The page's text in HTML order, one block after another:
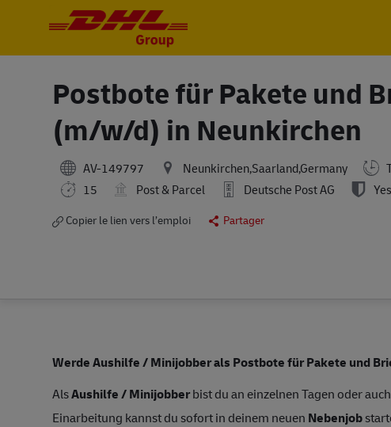
Postbote für Pakete und
(m/w/d) in Neunkirchen
AV-149797 Neunkirchen,Saarland,Germany
15
Post & Parcel Deutsche Post AG Yes
Copier le lien vers l’emploi
Partager
Werde Aushilfe / Minijobber als Postbote für Pakete und
AlsAushilfe / Minijobberbist du an einzelnen Tagen oder
Einarbeitung kannst du sofort in deinem neuen Nebenjob